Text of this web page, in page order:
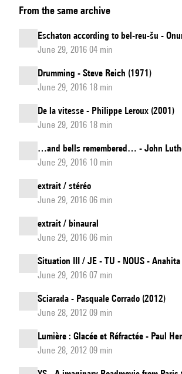
Class
d'interprétation
et
composition
ensemble
de
percussions
encadrés
Schick
reportage
From the same archive
Eschaton according to bel-reu-šu -
June 29, 2016 04 min
Drumming - Steve Reich (1971)
June 29, 2016 18 min
De la vitesse - Philippe Leroux (2001)
June 29, 2016 18 min
…and bells remembered… - John
June 29, 2016 10 min
extrait / stéréo
June 29, 2016 06 min
extrait / binaural
June 29, 2016 06 min
Situation III / JE - TU - NOUS -
June 29, 2016 07 min
Sciarada - Pasquale Corrado (2012)
June 28, 2012 09 min
Lumière : Glacée et Réfractée - Paul
June 28, 2012 09 min